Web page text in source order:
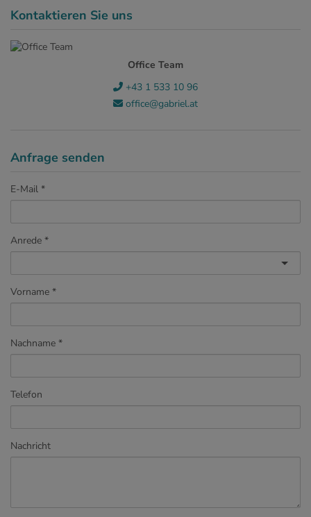
Kontaktieren Sie uns
Office Team
+43 1 533 10 96
office@gabriel.at
Anfrage senden
E-Mail
Anrede
Vorname
Nachname
Telefon
Nachricht